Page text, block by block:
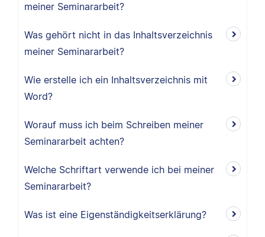
meiner Seminararbeit?
Was gehört nicht in das Inhaltsverzeichnis
meiner Seminararbeit?
Wie erstelle ich ein Inhaltsverzeichnis mit
Word?
Worauf muss ich beim Schreiben meiner
Seminararbeit achten?
Welche Schriftart verwende ich bei meiner
Seminararbeit?
Was ist eine Eigenständigkeitserklärung?